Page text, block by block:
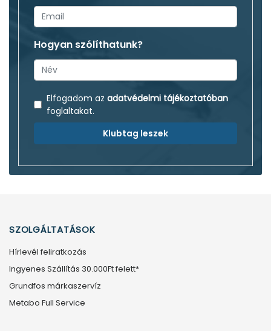
Hogyan szólíthatunk?
Elfogadom az adatvédelmi tájékoztatóban
foglaltakat.
Klubtag leszek
SZOLGÁLTATÁSOK
Hírlevél feliratkozás
Ingyenes Szállítás 30.000Ft felett*
Grundfos márkaszervíz
Metabo Full Service